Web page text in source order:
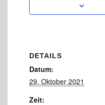
DETAILS
Datum:
29. Oktober 2021
Zeit: